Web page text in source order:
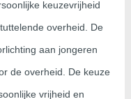
keuzevrijheid
overheid. De
aan jongeren
de overheid. De keuze
vrijheid en